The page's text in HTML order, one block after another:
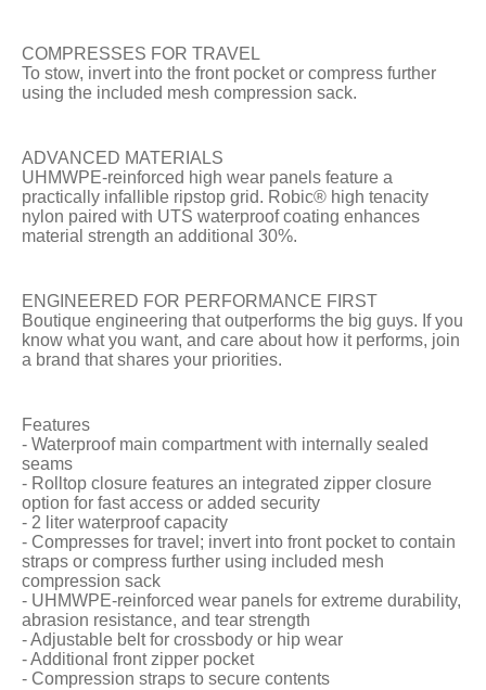
COMPRESSES FOR TRAVEL
To stow, invert into the front pocket or compress further
using the included mesh compression sack.
ADVANCED MATERIALS
UHMWPE-reinforced high wear panels feature a
practically infallible ripstop grid. Robic® high tenacity
nylon paired with UTS waterproof coating enhances
material strength an additional 30%.
ENGINEERED FOR PERFORMANCE FIRST
Boutique engineering that outperforms the big guys. If you
know what you want, and care about how it performs, join
a brand that shares your priorities.
Features
- Waterproof main compartment with internally sealed
seams
- Rolltop closure features an integrated zipper closure
option for fast access or added security
- 2 liter waterproof capacity
- Compresses for travel; invert into front pocket to contain
straps or compress further using included mesh
compression sack
- UHMWPE-reinforced wear panels for extreme durability,
abrasion resistance, and tear strength
- Adjustable belt for crossbody or hip wear
- Additional front zipper pocket
- Compression straps to secure contents